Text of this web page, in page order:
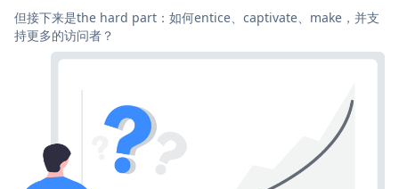
但接下来是the hard part：如何entice、captivate、make，并支
持更多的访问者？